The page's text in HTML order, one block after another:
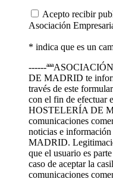
Acepto recibir
Asociación
* indica que es un
------
DE MADRID te
través de este
con el fin de efectuar
HOSTELERÍA DE
comunicaciones
noticias e
MADRID.
que el usuario es
caso de aceptar la
comunicaciones